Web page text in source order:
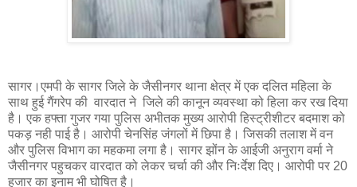
सागर।एमपी के सागर जिले के जैसीनगर थाना क्षेत्र में एक दलित महिला के
साथ हुई गैंगरेप की वारदात ने जिले की कानून व्यवस्था को हिला कर रख दिया
है। एक हफ्ता गुजर गया पुलिस अभीतक मुख्य आरोपी हिस्ट्रीशीटर बदमाश को
पकड़ नही पाई है। आरोपी चेनसिंह जंगलों में छिपा है। जिसकी तलाश में वन
और पुलिस विभाग का महकमा लगा है। सागर झोंन के आईजी अनुराग वर्मा ने
जैसीनगर पहुचकर वारदात को लेकर चर्चा की और निःर्देश दिए। आरोपी पर 20
हजार का इनाम भी घोषित है।